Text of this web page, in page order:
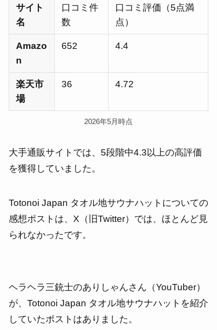
サイト
名
口コミ件
数
口コミ評価（5点満
点）
Amazo
n
652 4.4
楽天市
場
36 4.72
2026年5月時点
大手通販サイトでは、5段階中4.3以上の高評価
を獲得していました。
Totonoi Japan タオル地サウナハットについての
感想ポストは、X（旧Twitter）では、ほとんど見
られなかったです。
ヘラヘラ三銃士のありしゃんさん（YouTuber）
が、Totonoi Japan タオル地サウナハットを紹介
していたポストはありました。